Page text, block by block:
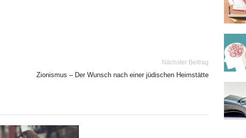
Nächster Beitrag
Zionismus – Der Wunsch nach einer jüdischen Heimstätte